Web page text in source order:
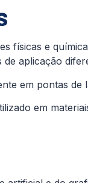
físicas e
aplicação
em pontas de
em